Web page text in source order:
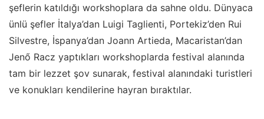
şeflerin katıldığı workshoplara da sahne oldu. Dünyaca
ünlü şefler İtalya’dan Luigi Taglienti, Portekiz’den Rui
Silvestre, İspanya’dan Joann Artieda, Macaristan’dan
Jenő Racz yaptıkları workshoplarda festival alanında
tam bir lezzet şov sunarak, festival alanındaki turistleri
ve konukları kendilerine hayran bıraktılar.